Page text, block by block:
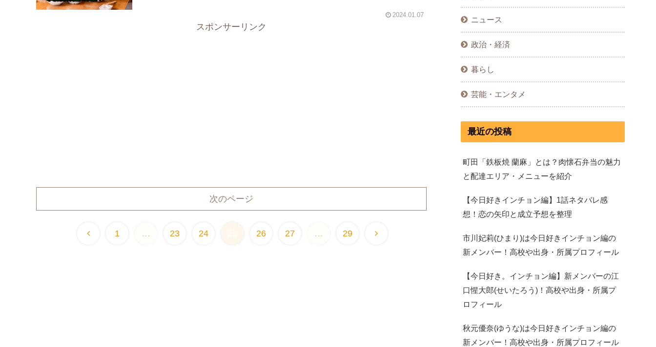
2024.01.07
スポンサーリンク
次のページ
1 … 23 24 26 27 … 29
ニュース
政治・経済
暮らし
芸能・エンタメ
最近の投稿
町田「鉄板焼 蘭麻」とは？肉懐石弁当の魅力
と配達エリア・メニューを紹介
【今日好きインチョン編】1話ネタバレ感
想！恋の矢印と成立予想を整理
市川妃莉(ひまり)は今日好きインチョン編の
新メンバー！高校や出身・所属プロフィール
【今日好き。インチョン編】新メンバーの江
口惺大郎(せいたろう)！高校や出身・所属プ
ロフィール
秋元優奈(ゆうな)は今日好きインチョン編の
新メンバー！高校や出身・所属プロフィール